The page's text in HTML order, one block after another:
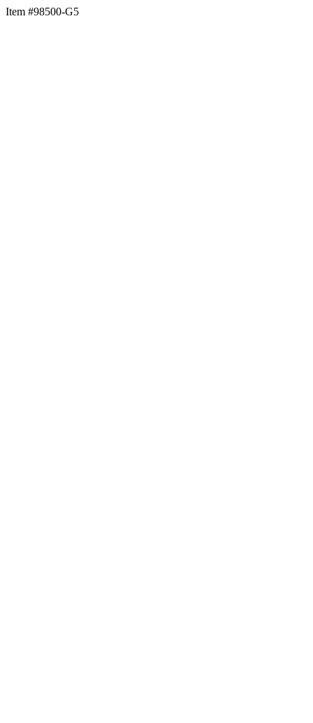
Item #98500-G5